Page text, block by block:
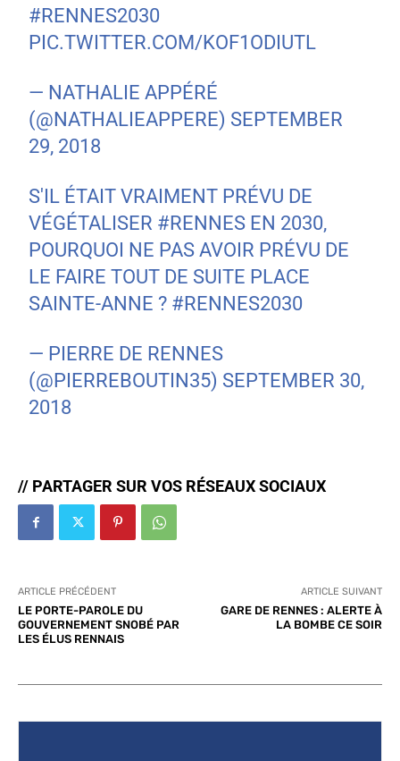
#RENNES2030
PIC.TWITTER.COM/KOF1ODIUTL
— NATHALIE APPÉRÉ
(@NATHALIEAPPERE) SEPTEMBER
29, 2018
S'IL ÉTAIT VRAIMENT PRÉVU DE
VÉGÉTALISER #RENNES EN 2030,
POURQUOI NE PAS AVOIR PRÉVU DE
LE FAIRE TOUT DE SUITE PLACE
SAINTE-ANNE ? #RENNES2030
— PIERRE DE RENNES
(@PIERREBOUTIN35) SEPTEMBER 30,
2018
// PARTAGER SUR VOS RÉSEAUX SOCIAUX
ARTICLE PRÉCÉDENT
LE PORTE-PAROLE DU
GOUVERNEMENT SNOBÉ PAR
LES ÉLUS RENNAIS
ARTICLE SUIVANT
GARE DE RENNES : ALERTE À
LA BOMBE CE SOIR